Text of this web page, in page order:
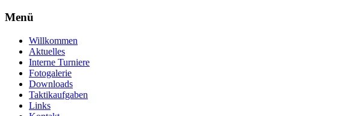
Menü
Willkommen
Aktuelles
Interne Turniere
Fotogalerie
Downloads
Taktikaufgaben
Links